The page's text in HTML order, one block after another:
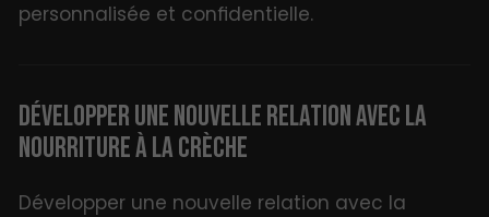
personnalisée et confidentielle.
DÉVELOPPER UNE NOUVELLE RELATION AVEC LA
NOURRITURE À LA CRÈCHE
Développer une nouvelle relation avec la